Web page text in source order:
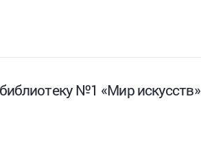
№1 «Мир искусств»